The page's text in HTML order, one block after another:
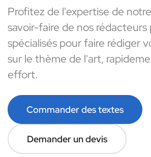
Profitez de l'expertise de
savoir-faire de nos rédacteurs
spécialisés pour faire rédiger
sur le thème de l'art,
effort.
Commander des textes
Demander un devis